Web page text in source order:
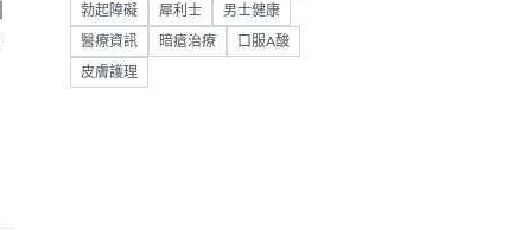
勃起障礙 犀利士 男士健康
醫療資訊 暗瘡治療 口服A酸
皮膚護理